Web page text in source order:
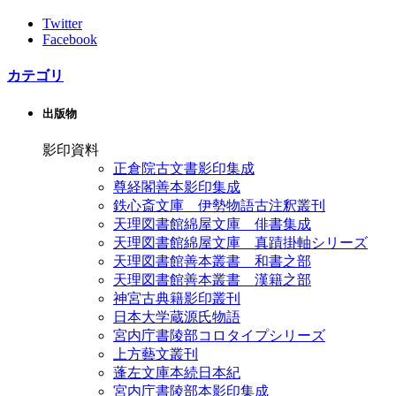
Twitter
Facebook
カテゴリ
出版物
影印資料
正倉院古文書影印集成
尊経閣善本影印集成
鉄心斎文庫 伊勢物語古注釈叢刊
天理図書館綿屋文庫 俳書集成
天理図書館綿屋文庫 真蹟掛軸シリーズ
天理図書館善本叢書 和書之部
天理図書館善本叢書 漢籍之部
神宮古典籍影印叢刊
日本大学蔵源氏物語
宮内庁書陵部コロタイプシリーズ
上方藝文叢刊
蓬左文庫本続日本紀
宮内庁書陵部本影印集成